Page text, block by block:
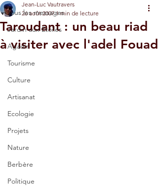
Tous les messages
Jardin aux Etoiles
Agadir
Tourisme
Culture
Artisanat
Ecologie
Projets
Nature
Berbère
Politique
Taroudant : un beau riad
à visiter avec l'adel Fouad
Jean-Luc Vautravers
26 août 2007 1 min de lecture